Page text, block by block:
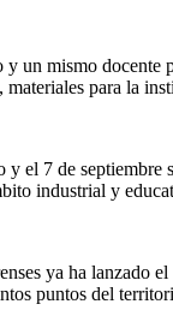
un mismo docente
para la
el 7 de
industrial y
ya ha lanzado
puntos del